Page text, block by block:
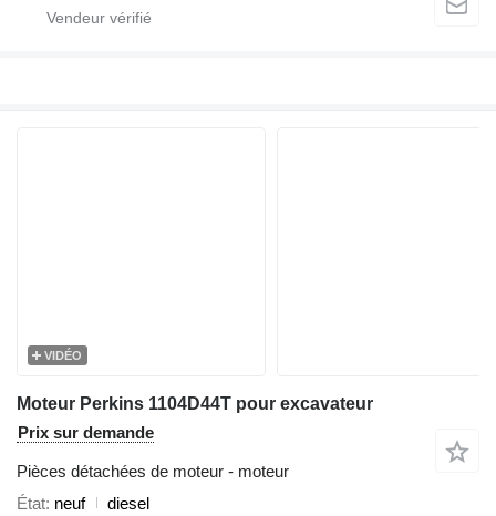
VIDÉO
Moteur Perkins 1104D44T pour excavateur
Prix sur demande
Pièces détachées de moteur - moteur
État neuf
diesel